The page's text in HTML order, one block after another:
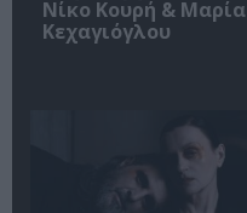
Νίκο Κουρή & Μαρία
Κεχαγιόγλου